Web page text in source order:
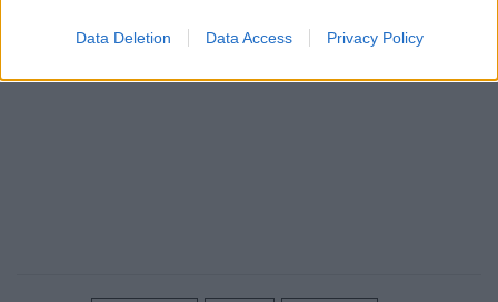
Data Deletion Data Access Privacy Policy